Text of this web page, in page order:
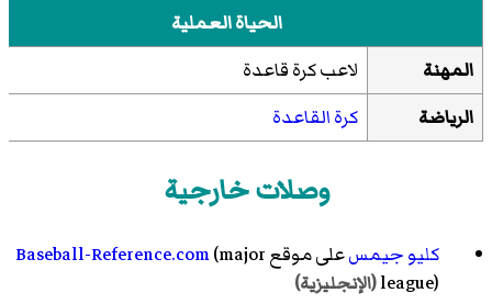
الحياة العملية
المهنة
لاعب كرة قاعدة
الرياضة
كرة القاعدة
وصلات خارجية
كليو جيمسعلى موقع Baseball-Reference.com(major
league)(الإنجليزية)